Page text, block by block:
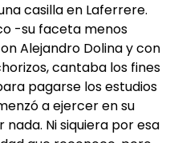
casilla en Laferrere.
-su faceta menos
Alejandro Dolina y con
cantaba los fines
pagarse los estudios
a ejercer en su
Ni siquiera por esa